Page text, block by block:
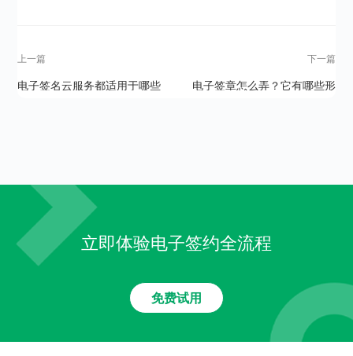
上一篇
电子签名云服务都适用于哪些
下一篇
电子签章怎么弄？它有哪些形
立即体验电子签约全流程
免费试用